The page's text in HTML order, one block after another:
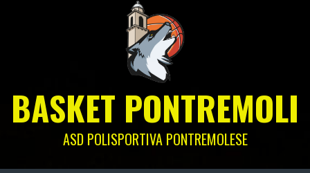
BASKET PONTREMOLI
ASD POLISPORTIVA PONTREMOLESE